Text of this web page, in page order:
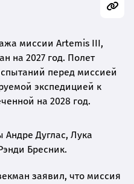
миссии Artemis III,
на 2027 год. Полет
перед миссией
экспедицией к
на 2028 год.
Дуглас, Лука
Бресник.
заявил, что миссия